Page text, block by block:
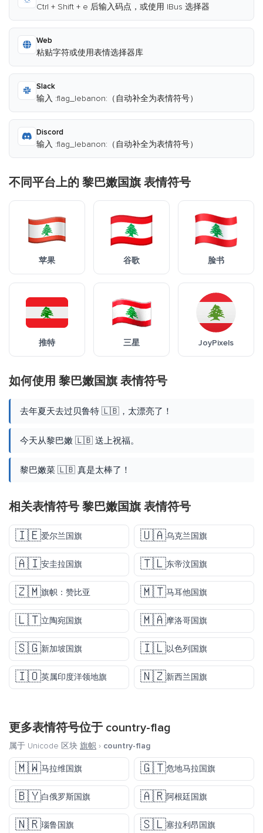
Ctrl + Shift + e 后输入码点，或使用 IBus 选择器
Web
粘贴字符或使用表情选择器库
Slack
输入 :flag_lebanon:（自动补全为表情符号）
Discord
输入 :flag_lebanon:（自动补全为表情符号）
不同平台上的 黎巴嫩国旗 表情符号
苹果 谷歌 脸书
推特 三星 JoyPixels
如何使用 黎巴嫩国旗 表情符号
去年夏天去过贝鲁特 🇱🇧，太漂亮了！
今天从黎巴嫩 🇱🇧 送上祝福。
黎巴嫩菜 🇱🇧 真是太棒了！
相关表情符号 黎巴嫩国旗 表情符号
🇮🇪爱尔兰国旗 🇺🇦乌克兰国旗
🇦🇮安圭拉国旗 🇹🇱东帝汶国旗
🇿🇲旗帜：赞比亚 🇲🇹马耳他国旗
🇱🇹立陶宛国旗 🇲🇦摩洛哥国旗
🇸🇬新加坡国旗 🇮🇱以色列国旗
🇮🇴英属印度洋领地旗 🇳🇿新西兰国旗
更多表情符号位于 country-flag
属于 Unicode 区块 旗帜 › country-flag
🇲🇼马拉维国旗 🇬🇹危地马拉国旗
🇧🇾白俄罗斯国旗 🇦🇷阿根廷国旗
🇳🇷瑙鲁国旗 🇸🇱塞拉利昂国旗